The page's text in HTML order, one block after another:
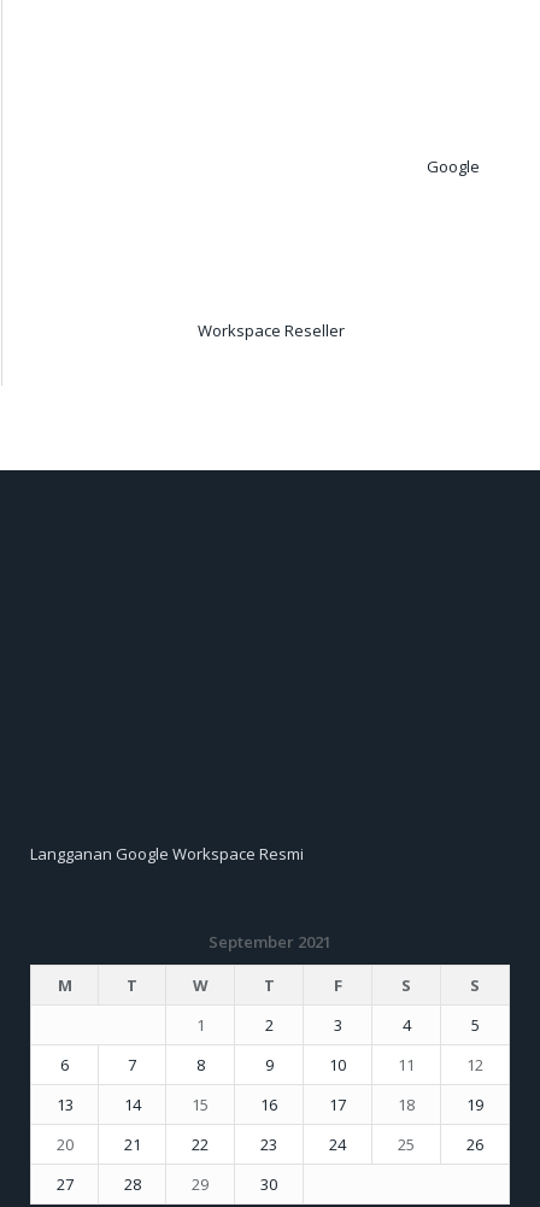
Google
Workspace Reseller
Langganan Google Workspace Resmi
September 2021
M
T W T F S
S
1
2 3 4
5
6
7 8 9 10 11
12
13
14 15 16 17 18
19
20
21 22 23 24 25
26
27
28 29 30